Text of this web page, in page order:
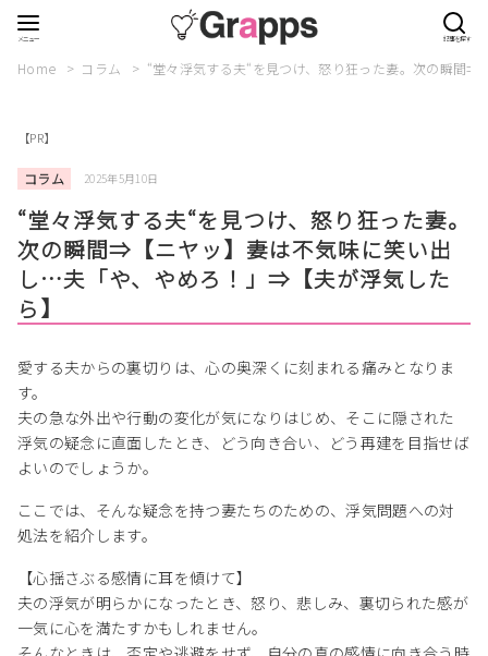
Home コラム “堂々浮気する夫“を見つけ、怒り狂った妻。次の瞬
【PR】
コラム 2025年5月10日
“堂々浮気する夫“を見つけ、怒り狂った妻。
次の瞬間⇒【ニヤッ】妻は不気味に笑い出
し…夫「や、やめろ！」⇒【夫が浮気した
ら】
愛する夫からの裏切りは、心の奥深くに刻まれる痛みとなりま
す。
夫の急な外出や行動の変化が気になりはじめ、そこに隠された
浮気の疑念に直面したとき、どう向き合い、どう再建を目指せば
よいのでしょうか。
ここでは、そんな疑念を持つ妻たちのための、浮気問題への対
処法を紹介します。
【心揺さぶる感情に耳を傾けて】
夫の浮気が明らかになったとき、怒り、悲しみ、裏切られた感が
一気に心を満たすかもしれません。